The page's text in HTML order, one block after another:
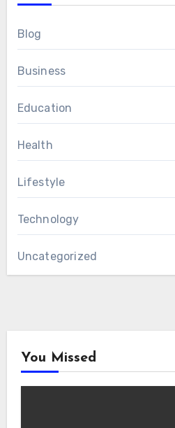
Blog
Business
Education
Health
Lifestyle
Technology
Uncategorized
You Missed